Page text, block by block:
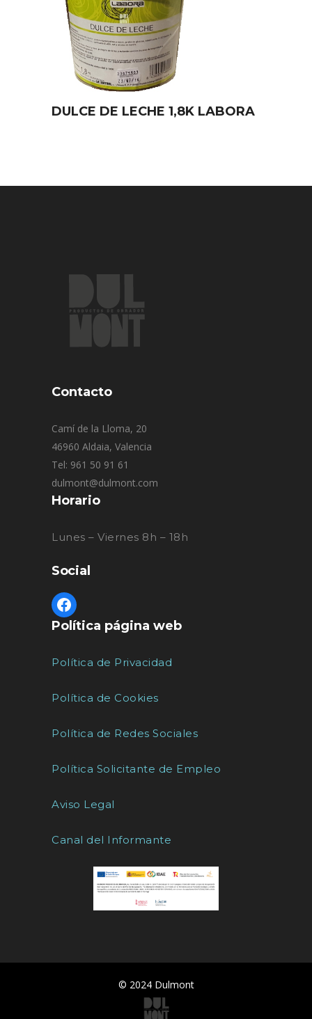
DULCE DE LECHE 1,8K LABORA
Contacto
Camí de la Lloma, 20
46960 Aldaia, Valencia
Tel: 961 50 91 61
dulmont@dulmont.com
Horario
Lunes – Viernes 8h – 18h
Social
Política página web
Política de Privacidad
Política de Cookies
Política de Redes Sociales
Política Solicitante de Empleo
Aviso Legal
Canal del Informante
© 2024 Dulmont